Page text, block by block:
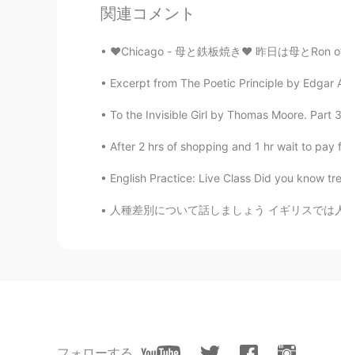
@Madhuriマドゥリ
Madhuriマドゥリ
@Hiromi हिरोमी ഹിറോമി
サリー
ら見せる人もいるよ！😂😂😂😂
着せました。😄
JP EN HI MR
関連コメント
❤Chicago - 母と鉄板焼き❤ 昨日は母とRon of Japanというレストラ
Excerpt from The Poetic Principle by Edgar
To the Invisible Girl by Thomas Moore.
After 2 hrs of shopping and 1 hr wait to
English Practice: Live Class Did you know
人種差別について話しましょう イギリスでは人種差別に反対する多くのポスターや